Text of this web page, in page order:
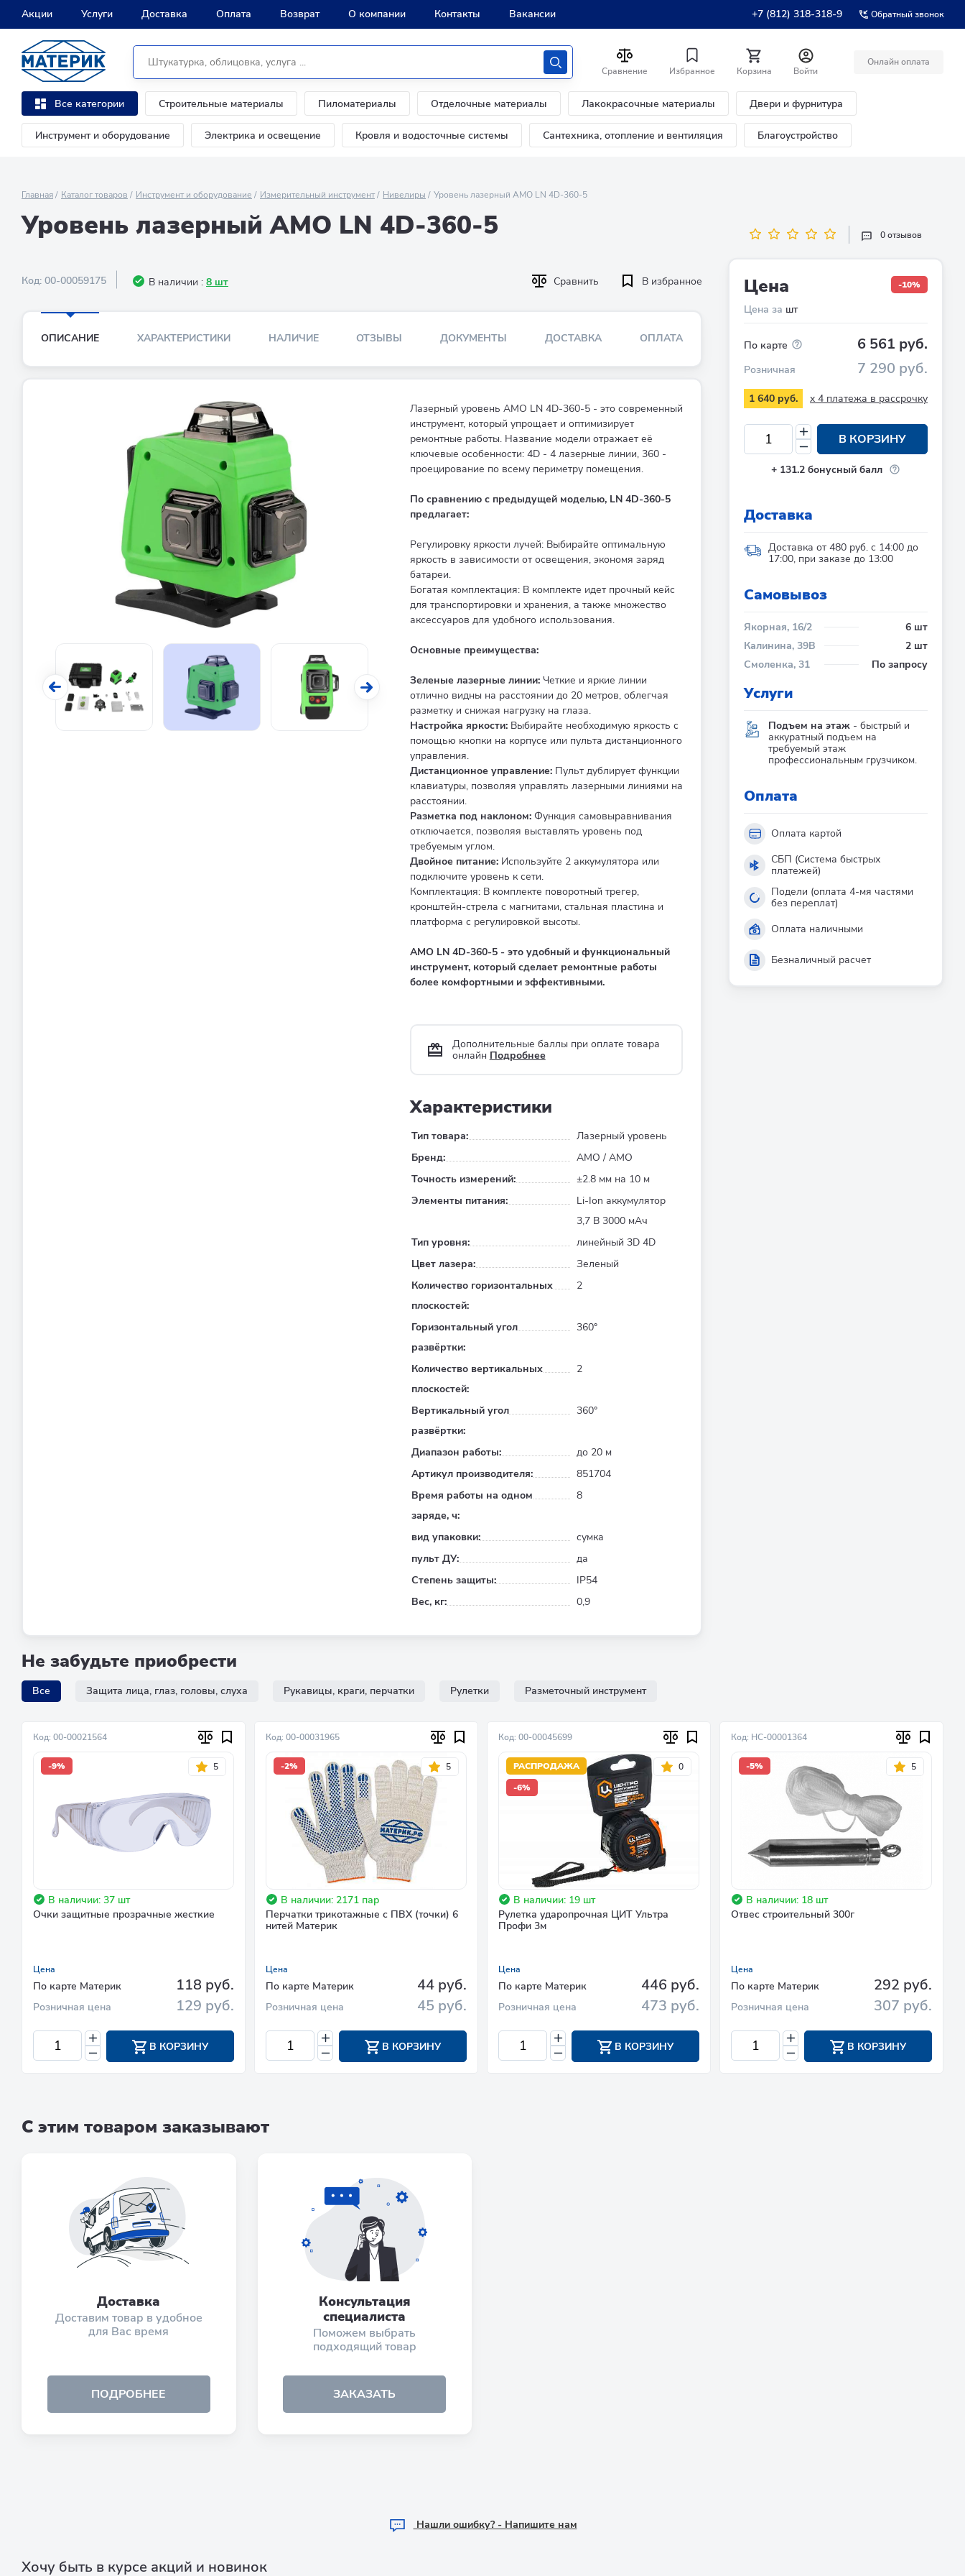
Акции Услуги Доставка Оплата Возврат О компании Контакты Вакансии +7 (812) 318-318-9 Обратный звонок
Сравнение Избранное Корзина Войти
Онлайн оплата
Все категории Строительные материалы Пиломатериалы Отделочные материалы Лакокрасочные материалы Двери и фурнитура
Инструмент и оборудование Электрика и освещение Кровля и водосточные системы Сантехника, отопление и вентиляция Благоустройство
Главная Каталог товаров Инструмент и оборудование Измерительный инструмент Нивелиры Уровень лазерный AMO LN 4D-360-5
Уровень лазерный AMO LN 4D-360-5
Код: 00-00059175 В наличии : 8 шт Сравнить В избранное
ОПИСАНИЕ ХАРАКТЕРИСТИКИ НАЛИЧИЕ ОТЗЫВЫ ДОКУМЕНТЫ ДОСТАВКА ОПЛАТА
Лазерный уровень АМО LN 4D-360-5 - это современный
инструмент, который упрощает и оптимизирует
ремонтные работы. Название модели отражает её
ключевые особенности: 4D - 4 лазерные линии, 360 -
проецирование по всему периметру помещения.
По сравнению с предыдущей моделью, LN 4D-360-5
предлагает:
Регулировку яркости лучей: Выбирайте оптимальную
яркость в зависимости от освещения, экономя заряд
батареи.
Богатая комплектация: В комплекте идет прочный кейс
для транспортировки и хранения, а также множество
аксессуаров для удобного использования.
Основные преимущества:
Зеленые лазерные линии:Четкие и яркие линии
отлично видны на расстоянии до 20 метров, облегчая
разметку и снижая нагрузку на глаза.
Настройка яркости:Выбирайте необходимую яркость с
помощью кнопки на корпусе или пульта дистанционного
управления.
Дистанционное управление:Пульт дублирует функции
клавиатуры, позволяя управлять лазерными линиями на
расстоянии.
Разметка под наклоном:Функция самовыравнивания
отключается, позволяя выставлять уровень под
требуемым углом.
Двойное питание:Используйте 2 аккумулятора или
подключите уровень к сети.
Комплектация: В комплекте поворотный трегер,
кронштейн-стрела с магнитами, стальная пластина и
платформа с регулировкой высоты.
АМО LN 4D-360-5 - это удобный и функциональный
инструмент, который сделает ремонтные работы
более комфортными и эффективными.
Дополнительные баллы при оплате товара
онлайн Подробнее
Характеристики
Тип товара:
Лазерный уровень
Бренд:
AMO / АМО
Точность измерений:
±2.8 мм на 10 м
Элементы питания:
Li-Ion аккумулятор
3,7 В 3000 мАч
Тип уровня:
линейный 3D 4D
Цвет лазера:
Зеленый
Количество горизонтальных
плоскостей:
2
Горизонтальный угол
развёртки:
360°
Количество вертикальных
плоскостей:
2
Вертикальный угол
развёртки:
360°
Диапазон работы:
до 20 м
Артикул производителя:
851704
Время работы на одном
заряде, ч:
8
вид упаковки:
сумка
пульт ДУ:
да
Степень защиты:
IP54
Вес, кг:
0,9
0 отзывов
Цена
Цена за шт
-10%
По карте 6 561 руб.
Розничная 7 290 руб.
1 640 руб. x 4 платежа в рассрочку
В КОРЗИНУ
+ 131.2 бонусный балл
Доставка
Доставка от 480 руб. с 14:00 до
17:00, при заказе до 13:00
Cамовывоз
Якорная, 16/2
6 шт
Калинина, 39В
2 шт
Смоленка, 31
По запросу
Услуги
Подъем на этаж - быстрый и
аккуратный подъем на
требуемый этаж
профессиональным грузчиком.
Оплата
Оплата картой
СБП (Система быстрых
платежей)
Подели (оплата 4-мя частями
без переплат)
Оплата наличными
Безналичный расчет
Не забудьте приобрести
Все Защита лица, глаз, головы, слуха Рукавицы, краги, перчатки Рулетки Разметочный инструмент
Код: 00-00021564
-9% 5
В наличии: 37 шт
Очки защитные прозрачные жесткие
Цена
По карте Материк 118 руб.
Розничная цена 129 руб.
В КОРЗИНУ
Код: 00-00031965
-2% 5
В наличии: 2171 пар
Перчатки трикотажные с ПВХ (точки) 6
нитей Материк
Цена
По карте Материк 44 руб.
Розничная цена 45 руб.
В КОРЗИНУ
Код: 00-00045699
РАСПРОДАЖА
-6%
0
В наличии: 19 шт
Рулетка ударопрочная ЦИТ Ультра
Профи 3м
Цена
По карте Материк 446 руб.
Розничная цена 473 руб.
В КОРЗИНУ
Код: НС-00001364
-5% 5
В наличии: 18 шт
Отвес строительный 300г
Цена
По карте Материк 292 руб.
Розничная цена 307 руб.
В КОРЗИНУ
С этим товаром заказывают
Доставка
Доставим товар в удобное
для Вас время
ПОДРОБНЕЕ
Консультация
специалиста
Поможем выбрать
подходящий товар
ЗАКАЗАТЬ
Hашли ошибку? - Напишите нам
Хочу быть в курсе акций и новинок